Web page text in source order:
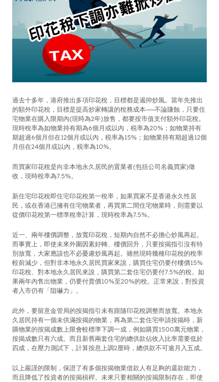
過去十多年，港府推出多項印花稅，目標都是遏抑炒風。當年先推出
的額外印花稅，目標是提高炒家轉讓的稅務成本──不論賺蝕，只要住
宅物業在購入限期內(現時為2年)放售，都要按市值支付額外印花稅。
現時稅率為如物業持有期為6個月或以內，税率為20%；如物業持有
期超過6個月但在12個月或以內，税率為15%；如物業持有期超過12個
月但在24個月或以內，税率為10%。
而買家印花稅是向非本地永久居民的置業者(包括公司名義買家)徵
收，現時稅率為7.5%。
新住宅印花稅即住宅印花稅第一稅率，如果買家不是香港永久性居
民，或在香港已擁有住宅物業者，再買第二間住宅物業時，則需要以
從價印花稅第一標準稅率計算，現時稅率為7.5%。
近一、兩年樓價調整，放寬印花稅，短期內自然不必擔心炒風再起。
而事實上，即使未來外圍因素好轉、樓價回升，只要按揭指引沒有特
別放寬，大家應該也不必憂慮炒風再起。雖然現時幾種印花稅的稅率
較前減少，但對非本地永久居民買家來說，購買住宅仍要付樓價15%
印花稅、對本地永久居民來說，購買第二套住宅仍要付7.5%的稅。如
果兩年內售出物業，仍要付賣價10%至20%的稅。正常來說，對投資
者入市仍有「阻嚇力」。
此外，要留意金管局的按揭指引未有跟隨印花稅調整而放寬。本地永
久居民持有一個未供滿按揭的物業，再為第二套住宅申請按揭時，新
購物業的按揭成數上限會較標準下調一成，例如購買1500萬元物業，
按揭成數只有六成。而且新舊兩套住宅的總供款佔收入比率需要低於
四成，在壓力測試下，計算按息上調2厘時，總供款不可逾月入五成。
以上嚴謹的限制，保證了有多個按揭物業借款人有足夠的還款能力，
而且降低了投資者的按揭槓桿。未來只要相關的按揭限制存在，即使